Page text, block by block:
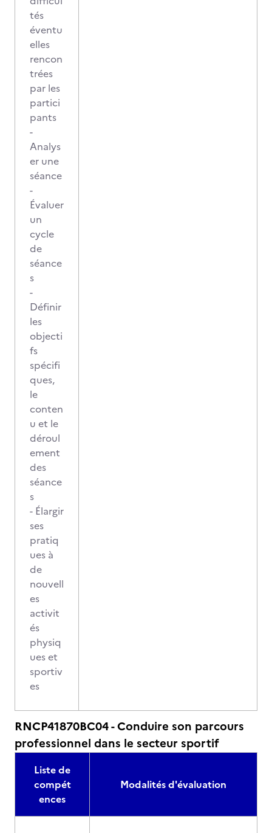
tés
éventu
elles
rencon
trées
par les
partici
pants
-
Analys
er une
séance
-
Évaluer
un
cycle
de
séance
s
-
Définir
les
objecti
fs
spécifi
ques,
le
conten
u et le
déroul
ement
des
séance
s
- Élargir
ses
pratiq
ues à
de
nouvell
es
activit
és
physiq
ues et
sportiv
es
RNCP41870BC04 - Conduire son parcours
professionnel dans le secteur sportif
Liste de
compét
ences
Modalités d'évaluation